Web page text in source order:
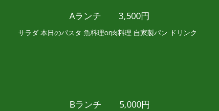
Aランチ 3,500円
サラダ 本日のパスタ 魚料理or肉料理 自家製パン ドリンク
Bランチ 5,000円